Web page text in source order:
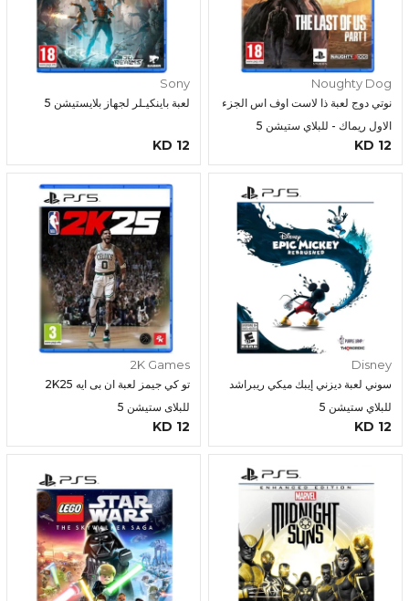
نوتي دوج لعبة ذا لاست اوف اس الجزء
الاول ريماك - للبلاي ستيشن 5
Noughty Dog
12 KD
لعبة باينكيـلر لجهاز بلايستيشن 5
Sony
12 KD
سوني لعبة ديزني إيبك ميكي ريبراشد
للبلاي ستيشن 5
Disney
12 KD
تو كي جيمز لعبة ان بى ايه 2K25
للبلاى ستيشن 5
2K Games
12 KD